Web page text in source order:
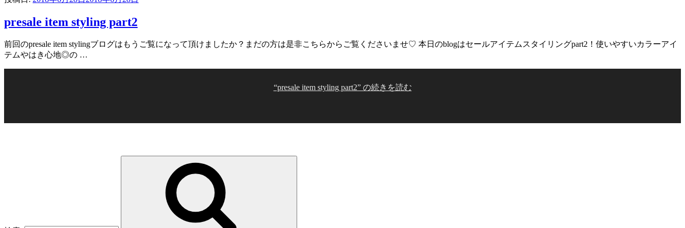
presale item styling part2
前回のpresale item stylingブログはもうご覧になって頂けましたか？まだの方は是非こちらからご覧くださいませ♡ 本日のblogはセールアイテムスタイリングpart2！使いやすいカラーアイ
テムやはき心地◎の …
“presale item styling part2” の続きを読む